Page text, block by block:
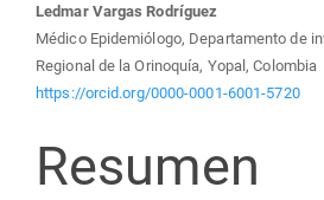
Ledmar Vargas Rodríguez
Médico Epidemiólogo, Departamento de
Regional de la Orinoquía, Yopal, Colombia
https://orcid.org/0000-0001-6001-5720
Resumen